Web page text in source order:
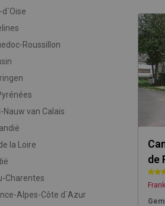
de
d`Oise
Roussillon
Nauw van Calais
la Loire
Charentes
Alpes-Côte d`Azur